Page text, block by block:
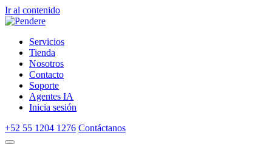
Ir al contenido
Servicios
Tienda
Nosotros
Contacto
Soporte
Agentes IA
Inicia sesión
+52 55 1204 1276 Contáctanos